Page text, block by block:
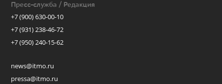
Пресс-служба / Редакция
+7 (900) 630-00-10
+7 (931) 238-46-72
+7 (950) 240-15-62
news@itmo.ru
pressa@itmo.ru